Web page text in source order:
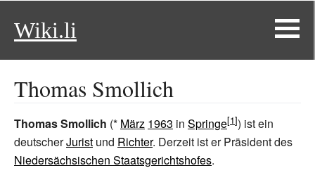
Wiki.li
Thomas Smollich
Thomas Smollich (* März 1963 in Springe
) ist ein
deutscherJurist und Richter. Derzeit ist er Präsident des
Niedersächsischen Staatsgerichtshofes.